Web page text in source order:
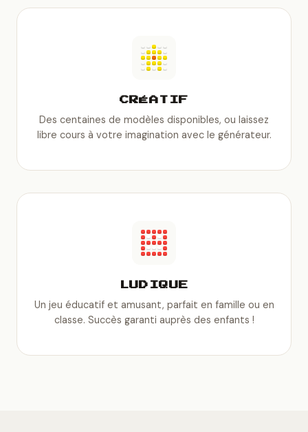
CRÉATIF
Des centaines de modèles disponibles, ou laissez
libre cours à votre imagination avec le générateur.
LUDIQUE
Un jeu éducatif et amusant, parfait en famille ou en
classe. Succès garanti auprès des enfants !